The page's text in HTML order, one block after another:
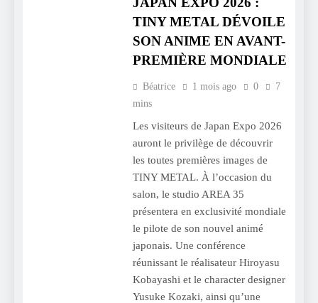
TINY METAL DÉVOILE
SON ANIME EN AVANT-
PREMIÈRE MONDIALE
Béatrice 1 mois ago 0
7
mins
Les visiteurs de Japan Expo 2026
auront le privilège de découvrir
les toutes premières images de
TINY METAL. À l’occasion du
salon, le studio AREA 35
présentera en exclusivité mondiale
le pilote de son nouvel animé
japonais. Une conférence
réunissant le réalisateur Hiroyasu
Kobayashi et le character designer
Yusuke Kozaki, ainsi qu’une